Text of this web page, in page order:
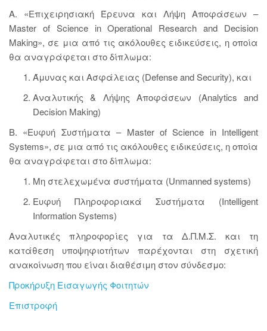
Α. «Επιχειρησιακή Έρευνα και Λήψη Αποφάσεων –
Master of Science in Operational Research and Decision
Making», σε μια από τις ακόλουθες ειδικεύσεις, η οποία
θα αναγράφεται στο δίπλωμα:
Άμυνας και Ασφάλειας (Defense and Security), και
Αναλυτικής & Λήψης Αποφάσεων (Analytics and
Decision Making)
Β. «Ευφυή Συστήματα – Master of Science in Intelligent
Systems», σε μια από τις ακόλουθες ειδικεύσεις, η οποία
θα αναγράφεται στο δίπλωμα:
Μη στελεχωμένα συστήματα (Unmanned systems)
Ευφυή Πληροφοριακά Συστήματα (Intelligent
Information Systems)
Αναλυτικές πληροφορίες για τα Δ.Π.Μ.Σ. και τη
κατάθεση υποψηφιοτήτων παρέχονται στη σχετική
ανακοίνωση που είναι διαθέσιμη στον σύνδεσμο:
Προκήρυξη Εισαγωγής Φοιτητών
Επιστροφή